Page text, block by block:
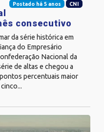
Postado há 5 anos CNI
consecutivo
da série histórica em
do Empresário
Nacional da
de altas e chegou a
percentuais maior